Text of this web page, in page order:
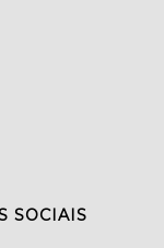
SOCIAIS